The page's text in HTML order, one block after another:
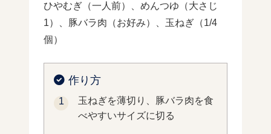
ひやむぎ（一人前）、めんつゆ（大さじ
1）、豚バラ肉（お好み）、玉ねぎ（1/4
個）
作り方
玉ねぎを薄切り、豚バラ肉を食
べやすいサイズに切る